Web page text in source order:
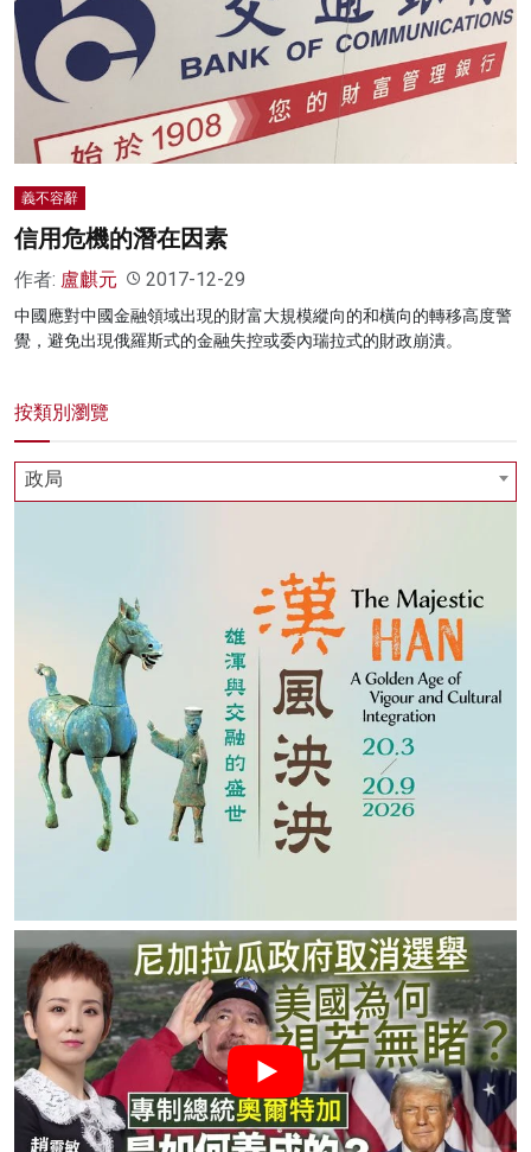
義不容辭
信用危機的潛在因素
作者: 盧麒元 2017-12-29
中國應對中國金融領域出現的財富大規模縱向的和橫向的轉移高度警
覺，避免出現俄羅斯式的金融失控或委內瑞拉式的財政崩潰。
按類別瀏覽
政局